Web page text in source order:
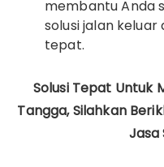
membantu Anda
solusi jalan
tepat.
Solusi Tepat Untuk
Tangga, Silahkan
Jasa